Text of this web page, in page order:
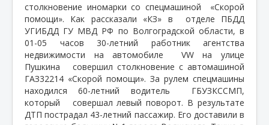
столкновение иномарки со спецмашиной
«Скорой
помощи». Как рассказали «КЗ» в
отделе ПБДД
УГИБДД ГУ МВД РФ по Волгоградской области, в
01-05 часов 30-летний работник агентства
недвижимости на автомобиле
VW на улице
Пушкина
совершил столкновение с автомашиной
ГАЗ32214 «Скорой помощи». За рулем спецмашины
находился 60-летний водитель
ГБУЗКССМП,
который
совершал левый поворот. В результате
ДТП пострадал 43-летний пассажир. Его доставили в